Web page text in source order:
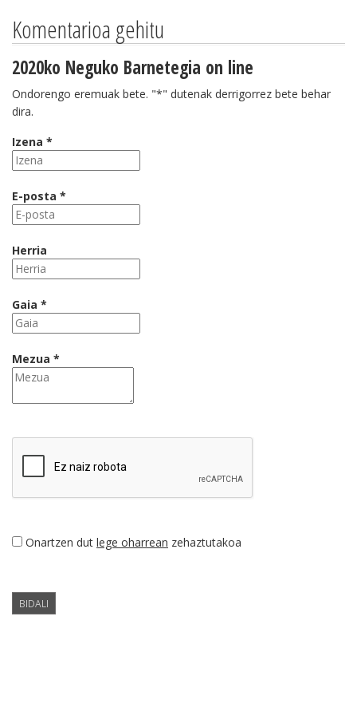
Komentarioa gehitu
2020ko Neguko Barnetegia on line
Ondorengo eremuak bete. "*" dutenak derrigorrez bete behar
dira.
Izena *
E-posta *
Herria
Gaia *
Mezua *
Onartzen dut lege oharrean zehaztutakoa
BIDALI